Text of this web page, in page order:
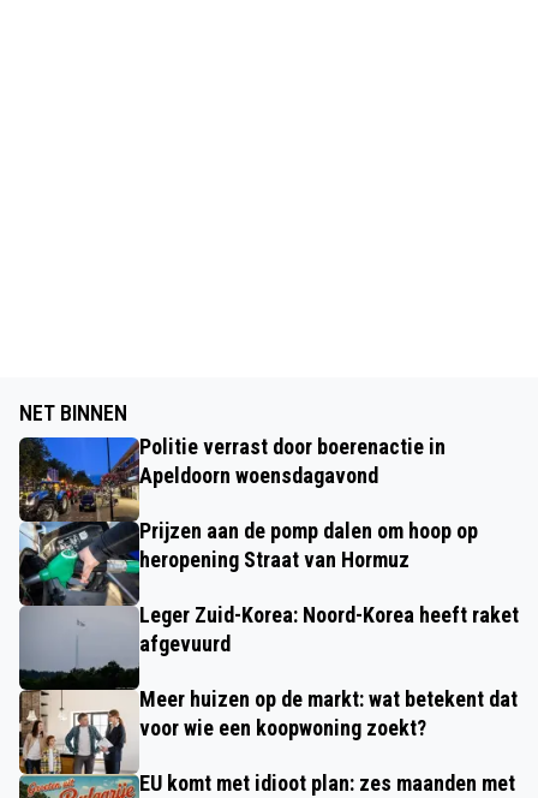
NET BINNEN
Politie verrast door boerenactie in
Apeldoorn woensdagavond
Prijzen aan de pomp dalen om hoop op
heropening Straat van Hormuz
Leger Zuid-Korea: Noord-Korea heeft raket
afgevuurd
Meer huizen op de markt: wat betekent dat
voor wie een koopwoning zoekt?
EU komt met idioot plan: zes maanden met